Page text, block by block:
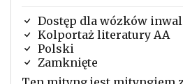
Dostęp dla wózków
Kolportaż literatury AA
Polski
Zamknięte